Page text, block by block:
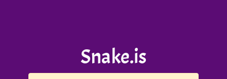
Snake.is